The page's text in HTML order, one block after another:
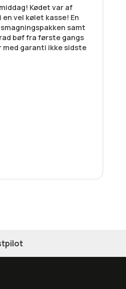
Kødet var af
vel kølet kasse! En
samt
bøf fra første gangs
med garanti ikke sidste